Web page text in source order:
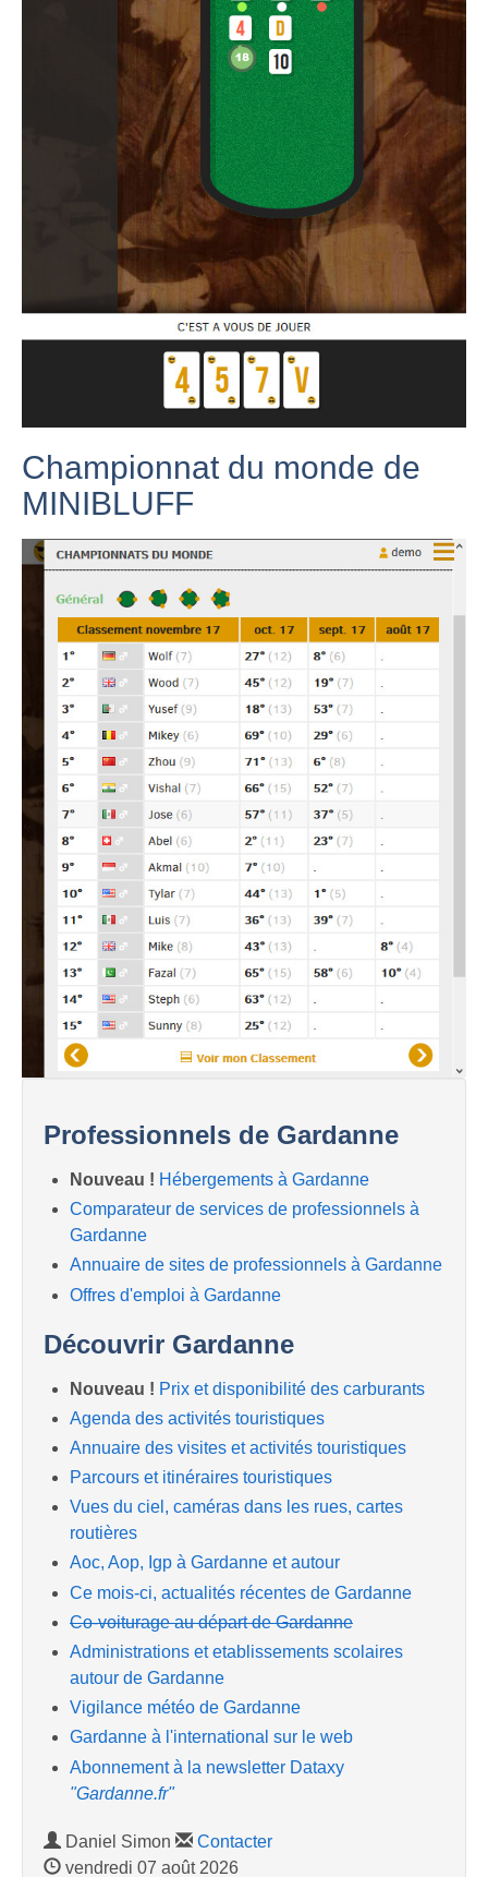
Championnat du monde de
MINIBLUFF
Professionnels de Gardanne
Nouveau ! Hébergements à Gardanne
Comparateur de services de professionnels à
Gardanne
Annuaire de sites de professionnels à Gardanne
Offres d'emploi à Gardanne
Découvrir Gardanne
Nouveau ! Prix et disponibilité des carburants
Agenda des activités touristiques
Annuaire des visites et activités touristiques
Parcours et itinéraires touristiques
Vues du ciel, caméras dans les rues, cartes
routières
Aoc, Aop, Igp à Gardanne et autour
Ce mois-ci, actualités récentes de Gardanne
Co-voiturage au départ de Gardanne
Administrations et etablissements scolaires
autour de Gardanne
Vigilance météo de Gardanne
Gardanne à l'international sur le web
Abonnement à la newsletter Dataxy
"Gardanne.fr"
Daniel Simon
Contacter
vendredi 07 août 2026